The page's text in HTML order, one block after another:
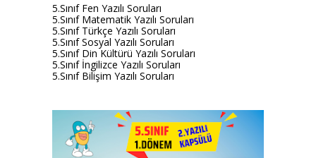
5.Sınıf Fen Yazılı Soruları
5.Sınıf Matematik Yazılı Soruları
5.Sınıf Türkçe Yazılı Soruları
5.Sınıf Sosyal Yazılı Soruları
5.Sınıf Din Kültürü Yazılı Soruları
5.Sınıf İngilizce Yazılı Soruları
5.Sınıf Bilişim Yazılı Soruları